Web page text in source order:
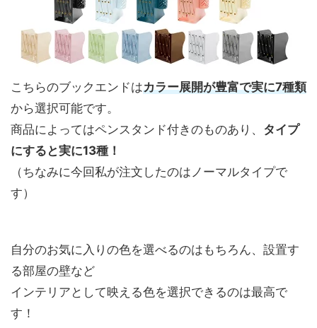
こちらのブックエンドはカラー展開が豊富で実に7種類
から選択可能です。
商品によってはペンスタンド付きのものあり、 タイプ
にすると実に13種！
（ちなみに今回私が注文したのはノーマルタイプで
す）
自分のお気に入りの色を選べるのはもちろん、設置す
る部屋の壁など
インテリアとして映える色を選択できるのは最高で
す！